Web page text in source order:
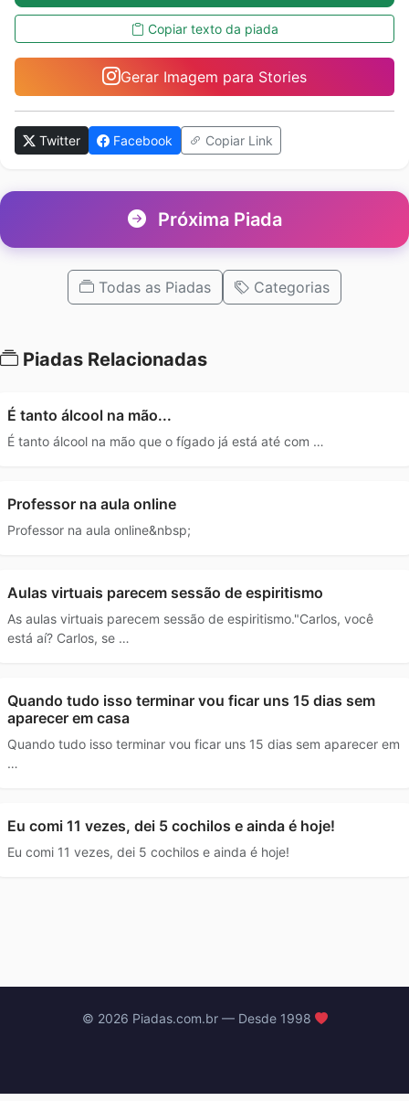
Copiar texto da piada
Gerar Imagem para Stories
Twitter Facebook Copiar Link
Próxima Piada
Todas as Piadas Categorias
Piadas Relacionadas
É tanto álcool na mão...
É tanto álcool na mão que o fígado já está até com …
Professor na aula online
Professor na aula online&nbsp;
Aulas virtuais parecem sessão de espiritismo
As aulas virtuais parecem sessão de espiritismo."Carlos, você
está aí? Carlos, se …
Quando tudo isso terminar vou ficar uns 15 dias sem
aparecer em casa
Quando tudo isso terminar vou ficar uns 15 dias sem aparecer em
…
Eu comi 11 vezes, dei 5 cochilos e ainda é hoje!
Eu comi 11 vezes, dei 5 cochilos e ainda é hoje!
© 2026 Piadas.com.br — Desde 1998